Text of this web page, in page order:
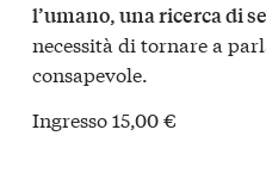
l’umano, una ricerca di
necessità di tornare a
consapevole.
Ingresso 15,00 €